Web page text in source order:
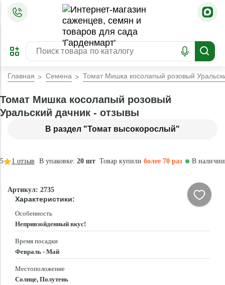
ПРЕДЗАКАЗ
ЗАБРОНИРОВАТЬ
ЛУЧШЕЕ
Главная Семена Томат Мишка косолапый розовый
В раздел "Томат высокорослый"
Томат Мишка косолапый розовый
Уральский дачник - отзывы
В упаковке: 20 шт Товар купилиболее 70 раз
5 1 отзыв В наличии
Артикул: 2735
Характеристики:
Особенность
Непривзойденный вкус!
Время посадки
Февраль - Май
Местоположение
Солнце, Полутень